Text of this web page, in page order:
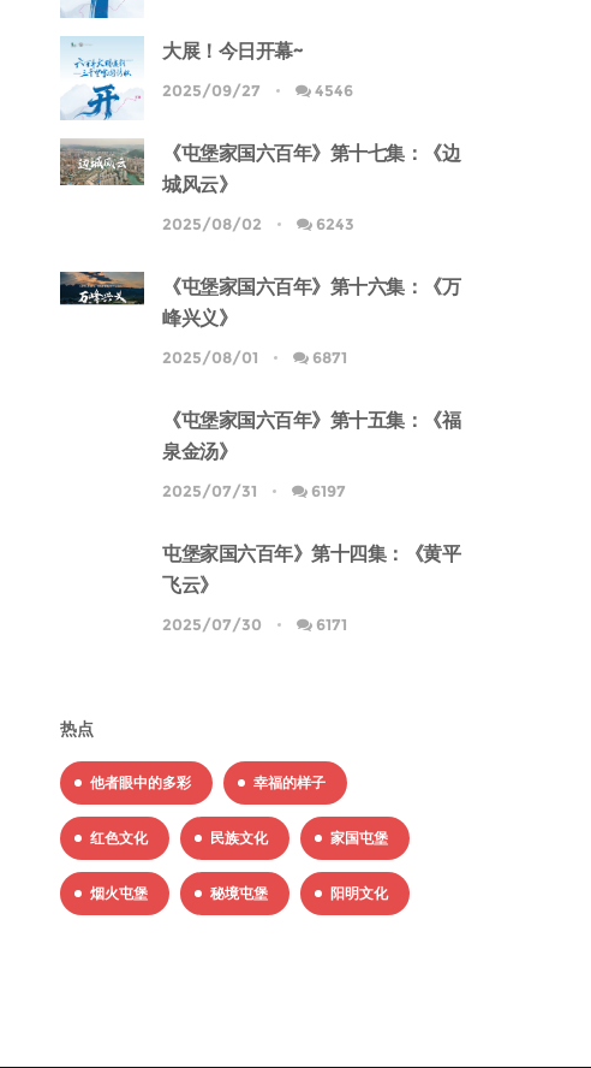
大展！今日开幕~
2025/09/27 4546
《屯堡家国六百年》第十七集：《边
城风云》
2025/08/02 6243
《屯堡家国六百年》第十六集：《万
峰兴义》
2025/08/01 6871
《屯堡家国六百年》第十五集：《福
泉金汤》
2025/07/31 6197
屯堡家国六百年》第十四集：《黄平
飞云》
2025/07/30 6171
热点
他者眼中的多彩 幸福的样子
红色文化 民族文化 家国屯堡
烟火屯堡 秘境屯堡 阳明文化